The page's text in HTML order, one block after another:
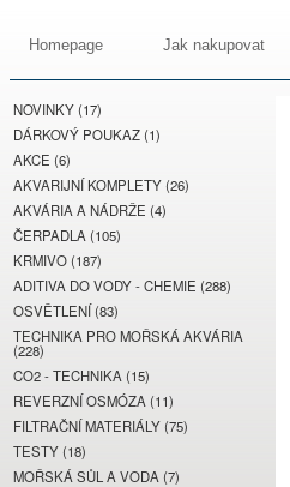
Homepage Jak nakupovat
NOVINKY (17)
DÁRKOVÝ POUKAZ (1)
AKCE (6)
AKVARIJNÍ KOMPLETY (26)
AKVÁRIA A NÁDRŽE (4)
ČERPADLA (105)
KRMIVO (187)
ADITIVA DO VODY - CHEMIE (288)
OSVĚTLENÍ (83)
TECHNIKA PRO MOŘSKÁ AKVÁRIA
(228)
CO2 - TECHNIKA (15)
REVERZNÍ OSMÓZA (11)
FILTRAČNÍ MATERIÁLY (75)
TESTY (18)
MOŘSKÁ SŮL A VODA (7)